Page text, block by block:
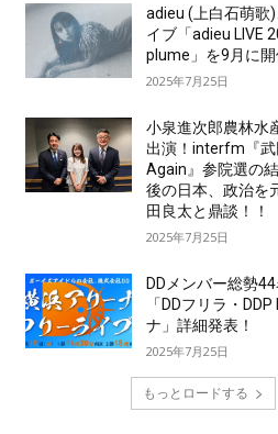
adieu (上白石萌歌
イブ「adieu LIVE
plume」を9月に開
2025年7月25日
小泉進次郎農林水
出演！interfm『武
Again』参院選の
後の日本、政治を
田良太と鼎談！！
2025年7月25日
DDメンバー総勢
「DDフリラ・
ナ」詳細発表！
2025年7月25日
もっとロードする